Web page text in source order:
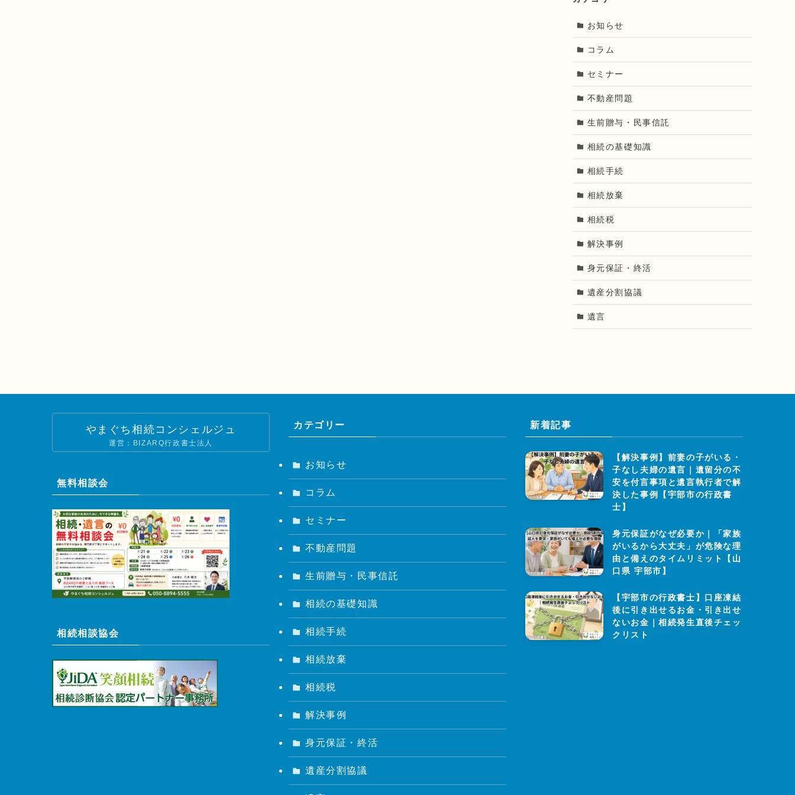
お知らせ
コラム
セミナー
不動産問題
生前贈与・民事信託
相続の基礎知識
相続手続
相続放棄
相続税
解決事例
身元保証・終活
遺産分割協議
遺言
やまぐち相続コンシェルジュ
運営：BIZARQ行政書士法人
無料相談会
相続相談協会
カテゴリー
お知らせ
コラム
セミナー
不動産問題
生前贈与・民事信託
相続の基礎知識
相続手続
相続放棄
相続税
解決事例
身元保証・終活
遺産分割協議
新着記事
【解決事例】前妻の子がいる・
子なし夫婦の遺言｜遺留分の不
安を付言事項と遺言執行者で解
決した事例【宇部市の行政書
士】
身元保証がなぜ必要か｜「家族
がいるから大丈夫」が危険な理
由と備えのタイムリミット【山
口県 宇部市】
【宇部市の行政書士】口座凍結
後に引き出せるお金・引き出せ
ないお金｜相続発生直後チェッ
クリスト